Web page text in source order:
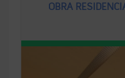
OBRA